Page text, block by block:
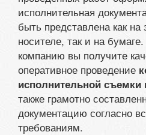
исполнительная
быть представлена как на
носителе, так и на
компанию вы получите
оперативное проведение
исполнительной съемки
также грамотно
документацию согласно
требованиям.